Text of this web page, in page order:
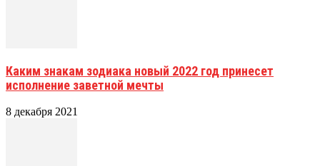
Каким знакам зодиака новый 2022 год принесет
исполнение заветной мечты
8 декабря 2021